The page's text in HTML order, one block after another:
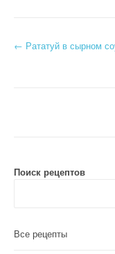
Н
а
и
← Рататуй в сырном
Поиск рецептов
Все рецепты